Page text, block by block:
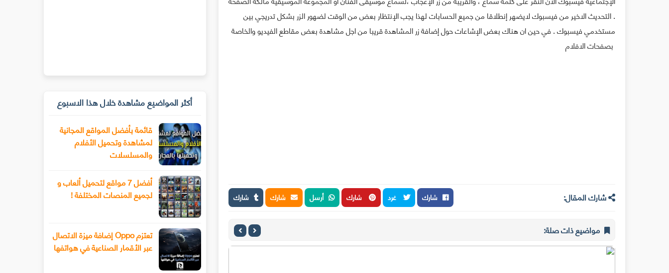
. التحديث الاخير من فيسبوك لايضهر إنطلاقا من جميع الحسابات لهذا يجب الإنتظار بعض من الوقت لضهور الزر بشكل تدريجي بين
مستخدمي فيسبوك . في حين ان هناك بعض الإشاعات حول إضافة زر المشاهدة قريبا من اجل مشاهدة بعض مقاطع الفيديو والخاصة
شارك المقال: شارك غرد شارك أرسل شارك شارك
مواضيع ذات صلة:
أكثر المواضيع مشاهدة خلال هذا الاسبوع
قائمة بأفضل المواقع المجانية
لمشاهدة وتحميل الأفلام
والمسلسلات
أفضل 7 مواقع لتحميل ألعاب و
لجميع المنصات المختلفة !
تعتزم Oppo إضافة ميزة الاتصال
عبر الأقمار الصناعية في هواتفها